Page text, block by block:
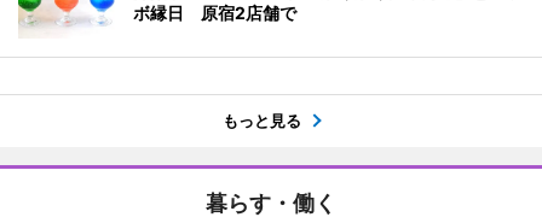
ボ縁日 原宿2店舗で
もっと見る
暮らす・働く